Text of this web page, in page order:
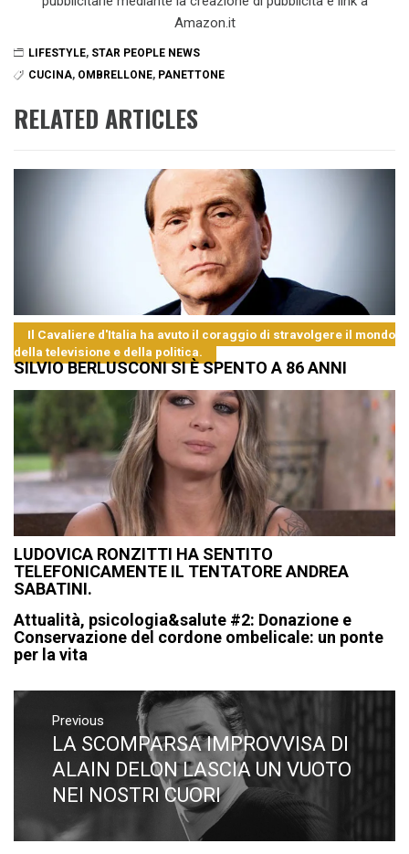
Amazon.it
LIFESTYLE, STAR PEOPLE NEWS
CUCINA, OMBRELLONE, PANETTONE
RELATED ARTICLES
Il Cavaliere d'Italia ha avuto il coraggio di stravolgere il mondo
della televisione e della politica.
SILVIO BERLUSCONI SI È SPENTO A 86 ANNI
LUDOVICA RONZITTI HA SENTITO
TELEFONICAMENTE IL TENTATORE ANDREA
SABATINI.
Attualità, psicologia&salute #2: Donazione e
Conservazione del cordone ombelicale: un ponte
per la vita
Navigazione
articoli
Previous
Previous
post:
LA SCOMPARSA IMPROVVISA DI
ALAIN DELON LASCIA UN VUOTO
NEI NOSTRI CUORI